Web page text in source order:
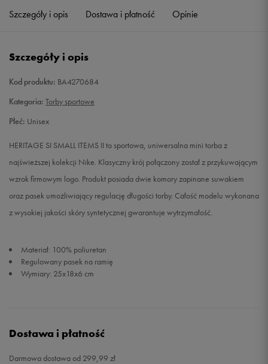
Szczegóły i opis Dostawa i płatność Opinie
Szczegóły i opis
Kod produktu: BA4270684
Kategoria: Torby sportowe
Płeć: Unisex
HERITAGE SI SMALL ITEMS II to sportowa, uniwersalna mini torba z
najświeższej kolekcji Nike. Klasyczny krój połączony został z przykuwającym
wzrok firmowym logo. Produkt posiada dwie komory zapinane suwakiem
oraz pasek umożliwiający regulację długości torby. Całość modelu wykonana
z wysokiej jakości skóry syntetycznej gwarantuje wytrzymałość.
Materiał: 100% poliuretan
Regulowany pasek na ramię
Wymiary: 25x18x6 cm
Dostawa i płatność
Darmowa dostawa od 299,99 zł